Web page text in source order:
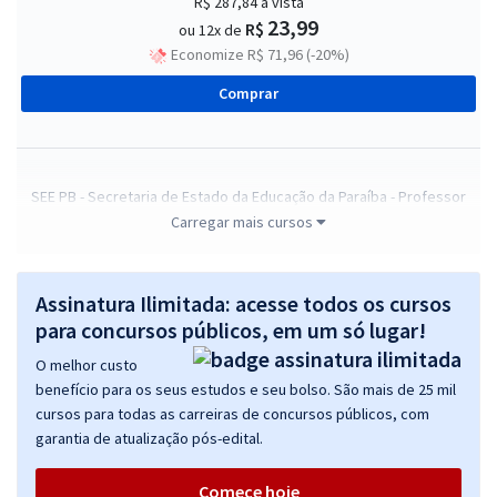
ou 12x de R$ 23,99
Economize R$ 71,96 (-20%)
Comprar
SEE PB - Secretaria de Estado da Educação da Paraíba - Professor
de Educação Básica - História
24,65
Economize R$ 73,96 (-20%)
Comprar
SEE PB - Secretaria de Estado da Educação da Paraíba - Professor
de Educação Básica - Matemática
Carregar mais cursos
Assinatura Ilimitada: acesse todos os cursos
para concursos públicos, em um só lugar!
O melhor custo
benefício para os seus estudos e seu bolso. São mais de 25 mil
cursos para todas as carreiras de concursos públicos, com
garantia de atualização pós-edital.
Comece hoje